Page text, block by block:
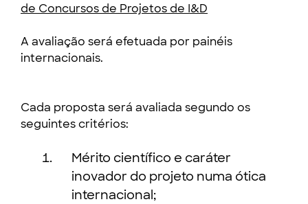
de Concursos de Projetos de I&D
A avaliação será efetuada por painéis
internacionais.
Cada proposta será avaliada segundo os
seguintescritérios:
Mérito científico e caráter
inovador do projeto numa ótica
internacional;